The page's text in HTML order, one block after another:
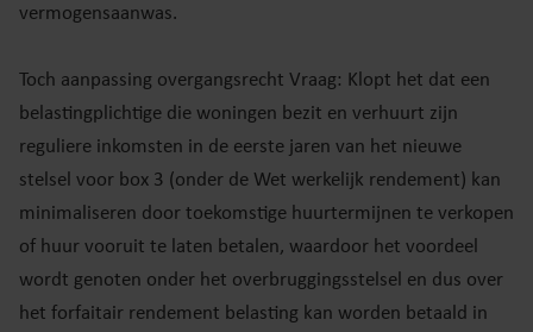
vermogensaanwas.
Toch aanpassing overgangsrecht Vraag: Klopt het dat een
belastingplichtige die woningen bezit en verhuurt zijn
reguliere inkomsten in de eerste jaren van het nieuwe
stelsel voor box 3 (onder de Wet werkelijk rendement) kan
minimaliseren door toekomstige huurtermijnen te verkopen
of huur vooruit te laten betalen, waardoor het voordeel
wordt genoten onder het overbruggingsstelsel en dus over
het forfaitair rendement belasting kan worden betaald in